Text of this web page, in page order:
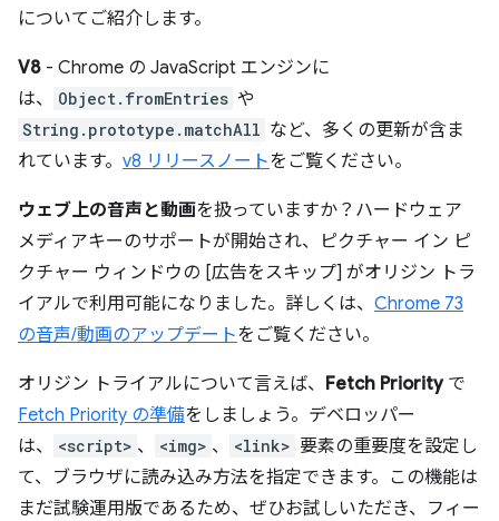
についてご紹介します。
V8 - Chrome の JavaScript エンジンに
は、
Object.fromEntries や
String.prototype.matchAll など、多くの更新が含ま
れています。 v8 リリースノートをご覧ください。
ウェブ上の音声と動画を扱っていますか？ハードウェア
メディアキーのサポートが開始され、ピクチャー イン ピ
クチャー ウィンドウの [広告をスキップ] がオリジン トラ
イアルで利用可能になりました。詳しくは、 Chrome 73
の音声/動画のアップデートをご覧ください。
オリジン トライアルについて言えば、 Fetch Priorityで
Fetch Priority の準備をしましょう。デベロッパー
は、
<script> 、 <img> 、 <link> 要素の重要度を設定し
て、ブラウザに読み込み方法を指定できます。この機能は
まだ試験運用版であるため、ぜひお試しいただき、フィー